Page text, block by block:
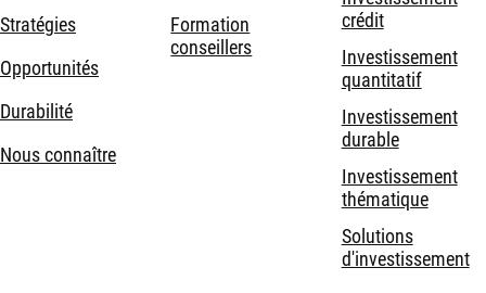
Stratégies
Opportunités
Durabilité
Nous connaître
Formation
conseillers
crédit
Investissement
quantitatif
Investissement
durable
Investissement
thématique
Solutions
d'investissement